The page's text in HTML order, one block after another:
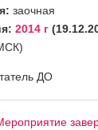
заочная
2014 г
ДО